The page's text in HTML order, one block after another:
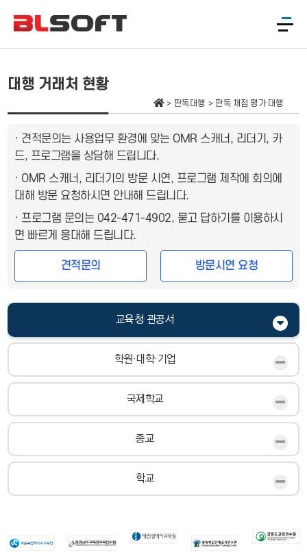
대행 거래처 현황
판독대행 판독 채점 평가 대행
· 견적문의는 사용업무 환경에 맞는 OMR 스캐너, 리더기, 카
드, 프로그램을 상담해 드립니다.
· OMR 스캐너, 리더기의 방문 시연, 프로그램 제작에 회의에
대해 방문 요청하시면 안내해 드립니다.
· 프로그램 문의는 042-471-4902, 묻고 답하기를 이용하시
면 빠르게 응대해 드립니다.
견적문의 방문시연 요청
교육청·관공서
학원·대학·기업
국제학교
종교
학교